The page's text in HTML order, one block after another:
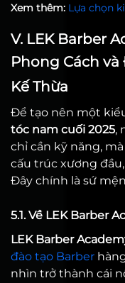
Xem thêm: Lựa chọn
V. LEK Barber
Phong Cách và
Kế Thừa
Để tạo nên một
tóc nam cuối 2025,
chỉ cần kỹ năng,
cấu trúc xương
Đây chính là sứ
5.1. Về LEK Barber
LEK Barber
đào tạo Barber
nhìn trở thành cái